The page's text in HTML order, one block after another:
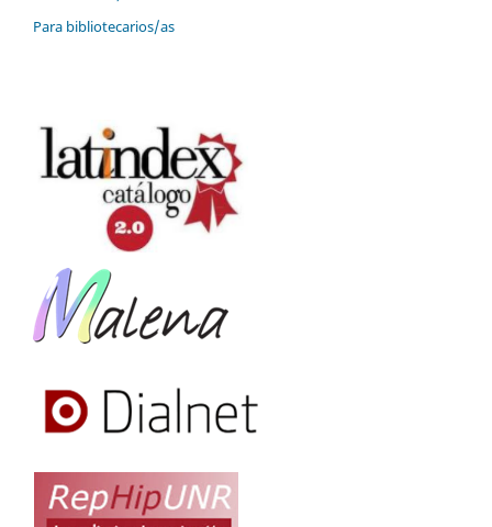
Para bibliotecarios/as